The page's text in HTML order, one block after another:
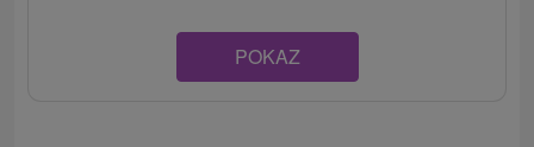
POKAZ